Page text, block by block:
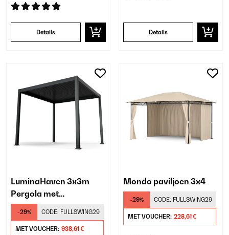
Details Details
LuminaHaven 3x3m
Pergola met
Lamellendak Zwart
-29% CODE: FULLSWING29
MET VOUCHER: 938,61 €
Mondo paviljoen 3x4
-29% CODE: FULLSWING29
MET VOUCHER: 228,61 €